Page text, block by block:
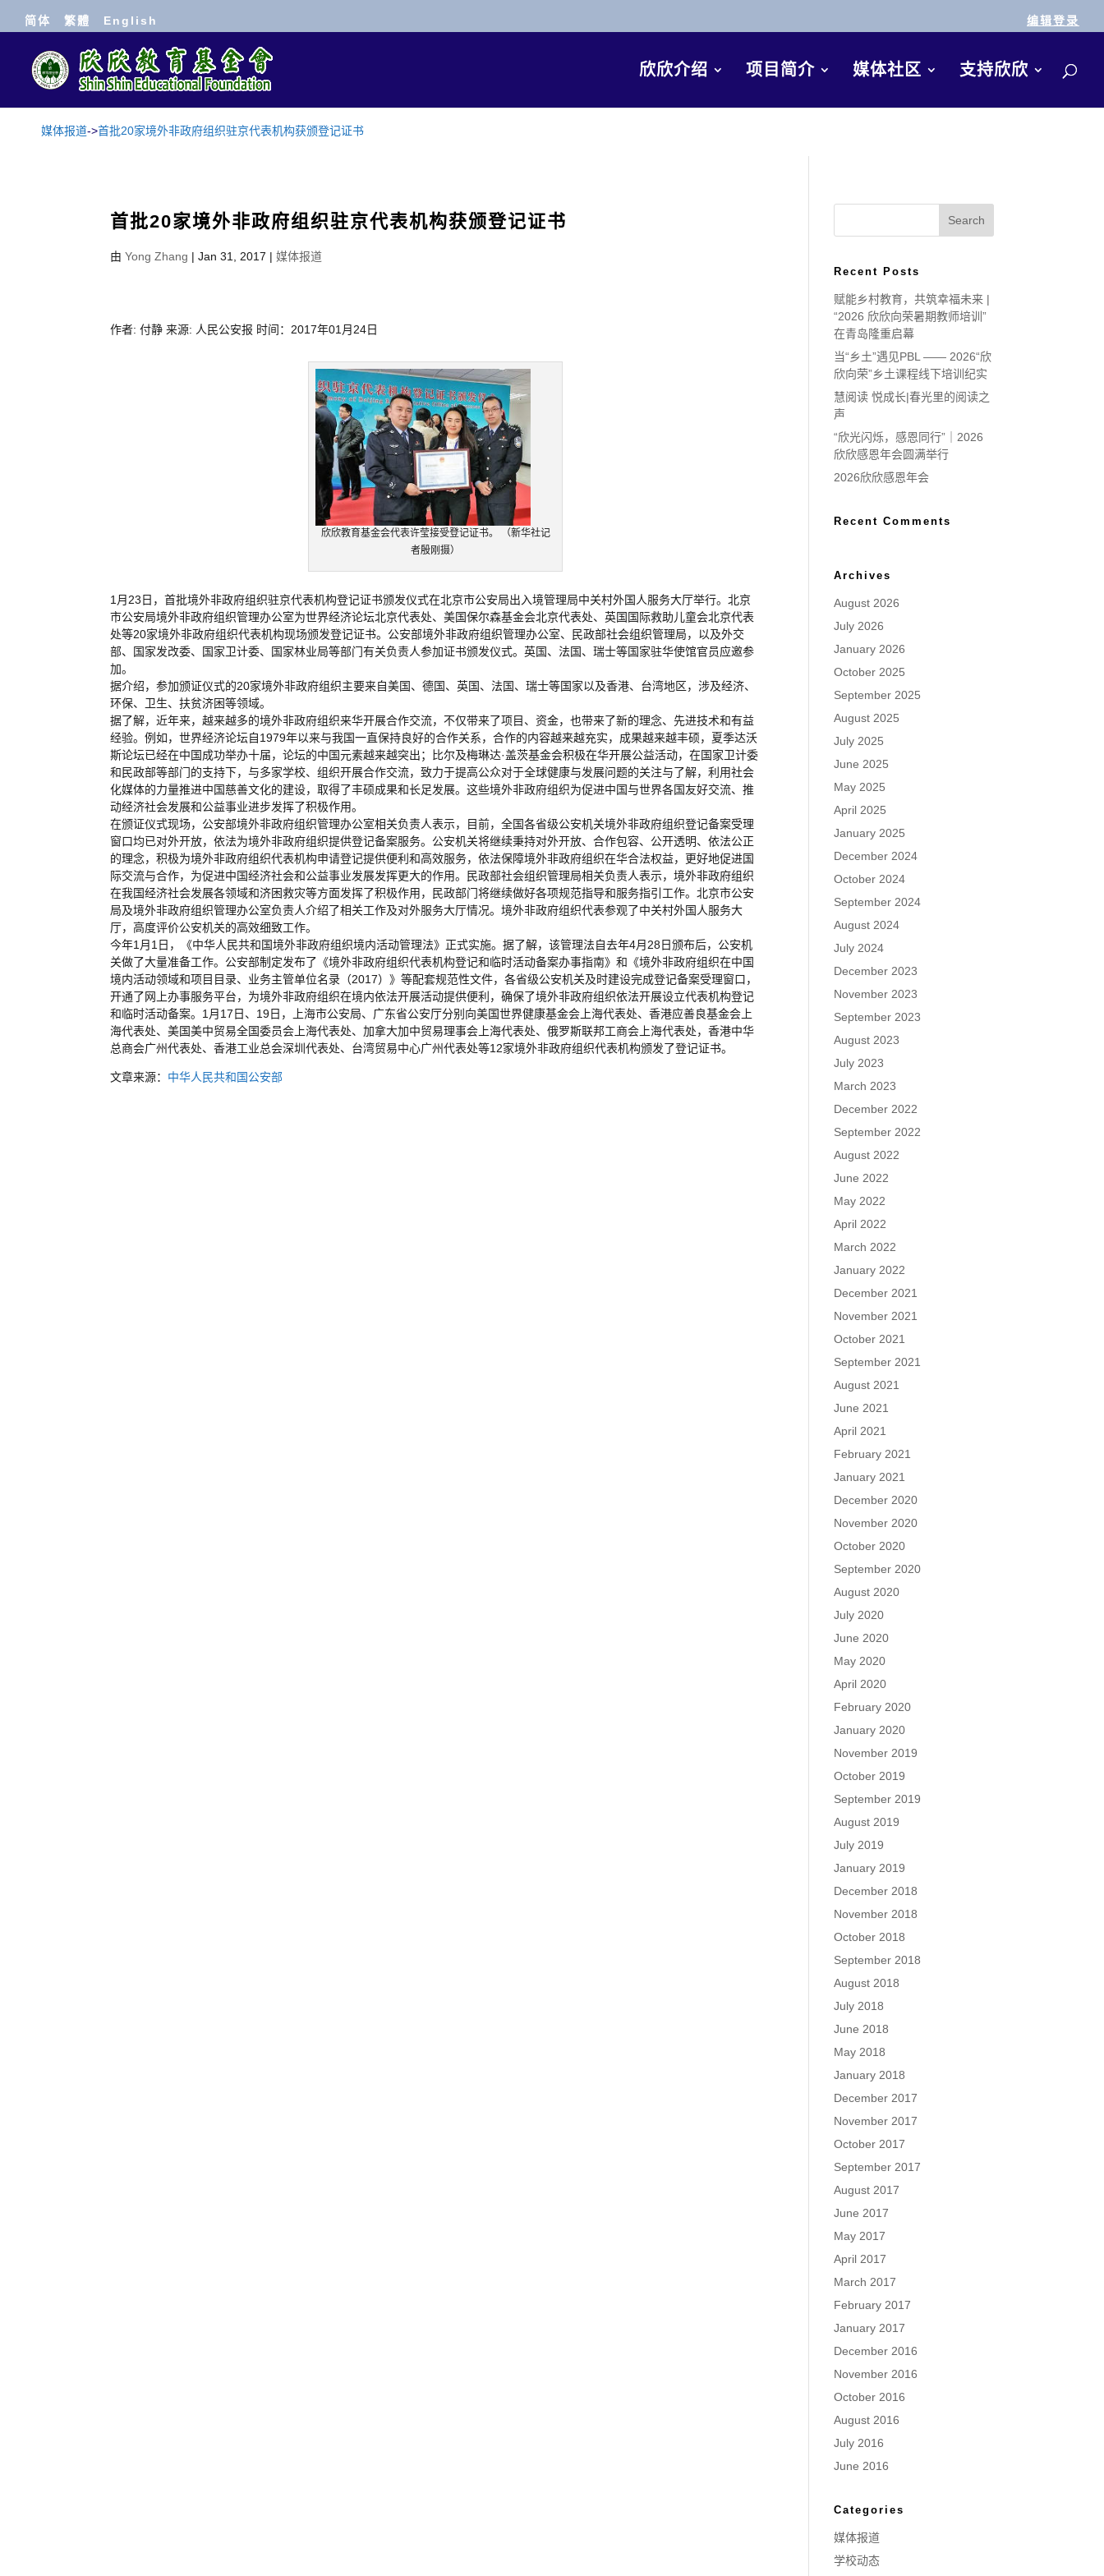
简体 繁體 English 编辑登录
欣欣介绍 项目简介 媒体社区 支持欣欣
媒体报道->首批20家境外非政府组织驻京代表机构获颁登记证书
首批20家境外非政府组织驻京代表机构获颁登记证书
由Yong Zhang |Jan 31, 2017 |媒体报道
作者: 付静 来源: 人民公安报 时间：2017年01月24日
欣欣教育基金会代表许莹接受登记证书。 （新华社记
者殷刚摄）
1月23日，首批境外非政府组织驻京代表机构登记证书颁发仪式在北京市公安局出入境管理局中关村外国人服务大厅举行。北京
市公安局境外非政府组织管理办公室为世界经济论坛北京代表处、美国保尔森基金会北京代表处、英国国际救助儿童会北京代表
处等20家境外非政府组织代表机构现场颁发登记证书。公安部境外非政府组织管理办公室、民政部社会组织管理局，以及外交
部、国家发改委、国家卫计委、国家林业局等部门有关负责人参加证书颁发仪式。英国、法国、瑞士等国家驻华使馆官员应邀参
加。
据介绍，参加颁证仪式的20家境外非政府组织主要来自美国、德国、英国、法国、瑞士等国家以及香港、台湾地区，涉及经济、
环保、卫生、扶贫济困等领域。
据了解，近年来，越来越多的境外非政府组织来华开展合作交流，不仅带来了项目、资金，也带来了新的理念、先进技术和有益
经验。例如，世界经济论坛自1979年以来与我国一直保持良好的合作关系，合作的内容越来越充实，成果越来越丰硕，夏季达沃
斯论坛已经在中国成功举办十届，论坛的中国元素越来越突出；比尔及梅琳达·盖茨基金会积极在华开展公益活动，在国家卫计委
和民政部等部门的支持下，与多家学校、组织开展合作交流，致力于提高公众对于全球健康与发展问题的关注与了解，利用社会
化媒体的力量推进中国慈善文化的建设，取得了丰硕成果和长足发展。这些境外非政府组织为促进中国与世界各国友好交流、推
动经济社会发展和公益事业进步发挥了积极作用。
在颁证仪式现场，公安部境外非政府组织管理办公室相关负责人表示，目前，全国各省级公安机关境外非政府组织登记备案受理
窗口均已对外开放，依法为境外非政府组织提供登记备案服务。公安机关将继续秉持对外开放、合作包容、公开透明、依法公正
的理念，积极为境外非政府组织代表机构申请登记提供便利和高效服务，依法保障境外非政府组织在华合法权益，更好地促进国
际交流与合作，为促进中国经济社会和公益事业发展发挥更大的作用。民政部社会组织管理局相关负责人表示，境外非政府组织
在我国经济社会发展各领域和济困救灾等方面发挥了积极作用，民政部门将继续做好各项规范指导和服务指引工作。北京市公安
局及境外非政府组织管理办公室负责人介绍了相关工作及对外服务大厅情况。境外非政府组织代表参观了中关村外国人服务大
厅，高度评价公安机关的高效细致工作。
今年1月1日，《中华人民共和国境外非政府组织境内活动管理法》正式实施。据了解，该管理法自去年4月28日颁布后，公安机
关做了大量准备工作。公安部制定发布了《境外非政府组织代表机构登记和临时活动备案办事指南》和《境外非政府组织在中国
境内活动领域和项目目录、业务主管单位名录（2017）》等配套规范性文件，各省级公安机关及时建设完成登记备案受理窗口，
开通了网上办事服务平台，为境外非政府组织在境内依法开展活动提供便利，确保了境外非政府组织依法开展设立代表机构登记
和临时活动备案。1月17日、19日，上海市公安局、广东省公安厅分别向美国世界健康基金会上海代表处、香港应善良基金会上
海代表处、美国美中贸易全国委员会上海代表处、加拿大加中贸易理事会上海代表处、俄罗斯联邦工商会上海代表处，香港中华
总商会广州代表处、香港工业总会深圳代表处、台湾贸易中心广州代表处等12家境外非政府组织代表机构颁发了登记证书。
文章来源： 中华人民共和国公安部
Recent Posts
赋能乡村教育，共筑幸福未来 |
“2026 欣欣向荣暑期教师培训”
在青岛隆重启幕
当“乡土”遇见PBL —— 2026“欣
欣向荣”乡土课程线下培训纪实
慧阅读 悦成长|春光里的阅读之
声
“欣光闪烁，感恩同行”｜2026
欣欣感恩年会圆满举行
2026欣欣感恩年会
Recent Comments
Archives
August 2026
July 2026
January 2026
October 2025
September 2025
August 2025
July 2025
June 2025
May 2025
April 2025
January 2025
December 2024
October 2024
September 2024
August 2024
July 2024
December 2023
November 2023
September 2023
August 2023
July 2023
March 2023
December 2022
September 2022
August 2022
June 2022
May 2022
April 2022
March 2022
January 2022
December 2021
November 2021
October 2021
September 2021
August 2021
June 2021
April 2021
February 2021
January 2021
December 2020
November 2020
October 2020
September 2020
August 2020
July 2020
June 2020
May 2020
April 2020
February 2020
January 2020
November 2019
October 2019
September 2019
August 2019
July 2019
January 2019
December 2018
November 2018
October 2018
September 2018
August 2018
July 2018
June 2018
May 2018
January 2018
December 2017
November 2017
October 2017
September 2017
August 2017
June 2017
May 2017
April 2017
March 2017
February 2017
January 2017
December 2016
November 2016
October 2016
August 2016
July 2016
June 2016
Categories
媒体报道
学校动态